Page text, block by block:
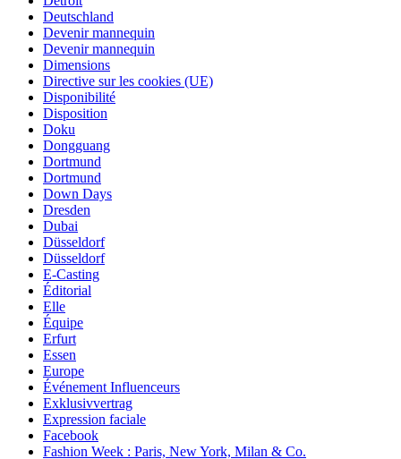
Deutschland
Devenir mannequin
Devenir mannequin
Dimensions
Directive sur les cookies (UE)
Disponibilité
Disposition
Doku
Dongguang
Dortmund
Dortmund
Down Days
Dresden
Dubai
Düsseldorf
Düsseldorf
E-Casting
Éditorial
Elle
Équipe
Erfurt
Essen
Europe
Événement Influenceurs
Exklusivvertrag
Expression faciale
Facebook
Fashion Week : Paris, New York, Milan & Co.